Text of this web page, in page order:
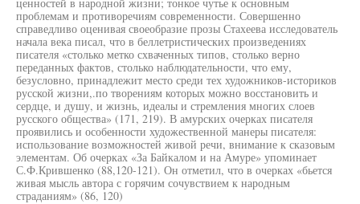
проблемам и противоречиям современности. Совершенно
справедливо оценивая своеобразие прозы Стахеева исследователь
начала века писал, что в беллетристических произведениях
писателя «столько метко схваченных типов, столько верно
переданных фактов, столько наблюдательности, что ему,
безусловно, принадлежит место среди тех художников-историков
русской жизни,.по творениям которых можно восстановить и
сердце, и душу, и жизнь, идеалы и стремления многих слоев
русского общества» (171, 219). В амурских очерках писателя
проявились и особенности художественной манеры писателя:
использование возможностей живой речи, внимание к сказовым
элементам. Об очерках «За Байкалом и на Амуре» упоминает
С.Ф.Крившенко (88,120-121). Он отметил, что в очерках «бьется
живая мысль автора с горячим сочувствием к народным
страданиям» (86, 120)